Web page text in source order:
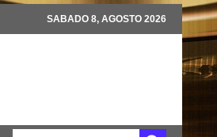
SABADO 8, AGOSTO 2026